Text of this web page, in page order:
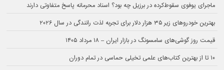
ماجرای یوفوی سقوط‌کرده در برزیل چه بود؟ اسناد محرمانه پاسخ متفاوتی دارند
بهترین خودروهای زیر ۳۵ هزار دلار برای تجربه لذت رانندگی در سال ۲۰۲۶
قیمت روز گوشی‌های سامسونگ در بازار ایران – ۱۸ مرداد ۱۴۰۵
۱۰ تا از بهترین کتاب‌های علمی تخیلی حماسی در تمام دوران